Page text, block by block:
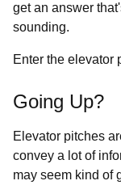
get an answer
sounding.
Enter the elevator
Going Up?
Elevator pitches
convey a lot of
may seem kind of